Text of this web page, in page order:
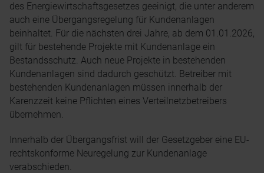
des Energiewirtschaftsgesetzes geeinigt, die unter anderem
auch eine Übergangsregelung für Kundenanlagen
beinhaltet. Für die nächsten drei Jahre, ab dem 01.01.2026,
gilt für bestehende Projekte mit Kundenanlage ein
Bestandsschutz. Auch neue Projekte in bestehenden
Kundenanlagen sind dadurch geschützt. Betreiber mit
bestehenden Kundenanlagen müssen innerhalb der
Karenzzeit keine Pflichten eines Verteilnetzbetreibers
übernehmen.
Innerhalb der Übergangsfrist will der Gesetzgeber eine EU-
rechtskonforme Neuregelung zur Kundenanlage
verabschieden.